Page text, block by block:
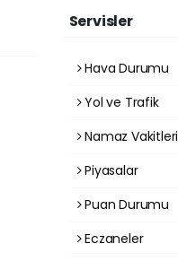
Servisler
Hava Durumu
Yol ve Trafik
Namaz Vakitleri
Piyasalar
Puan Durumu
Eczaneler